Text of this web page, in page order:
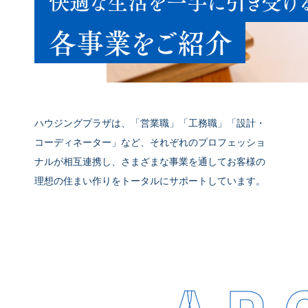
各事業をご紹介
ハウジングプラザは、「営業職」「工務職」「設計・
コーディネーター」など、それぞれのプロフェッショ
ナルが相互連携し、さまざまな事業を通してお客様の
理想の住まい作りをトータルにサポートしています。